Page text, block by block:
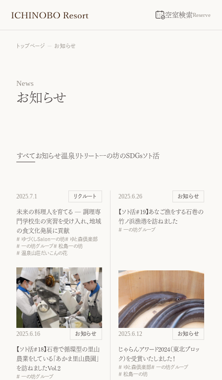
空室検索Reserve
トップページ お知らせ
News
お知らせ
すべてお知らせ温泉リトリート一の坊のSDGsソト活
2025.7.1 リクルート
未来の料理人を育てる ― 調理専
門学校生の実習を受け入れ、地域
の食文化発展に貢献
ゆづくしSalon一の坊
ゆと森倶楽部
一の坊グループ
松島一の坊
温泉山荘だいこんの花
2025.6.26 お知らせ
【ソト活#19】あなご漁をする石巻の
竹ノ浜漁港を訪ねました
一の坊グループ
2025.6.16 お知らせ
【ソト活#18】石巻で循環型の里山
農業をしている「あかま里山農園」
を訪ねましたVol.2
一の坊グループ
2025.6.12 お知らせ
じゃらんアワード2024（東北ブロッ
ク）を受賞いたしました！
ゆと森倶楽部
一の坊グループ
松島一の坊